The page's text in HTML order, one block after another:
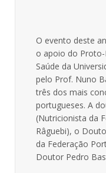
O evento deste
o apoio do
Saúde da
pelo Prof. Nuno
três dos mais
portugueses. A
(Nutricionista da
Râguebi), o
da Federação
Doutor Pedro